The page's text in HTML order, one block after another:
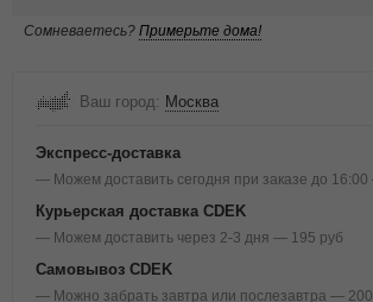
Сомневаетесь? Примерьте дома!
Ваш город: Москва
Экспресс-доставка
— Можем доставить сегодня при заказе до
Курьерская доставка CDEK
— Можем доставить через 2-3 дня — 195 руб
Самовывоз CDEK
— Можно забрать завтра или послезавтра —